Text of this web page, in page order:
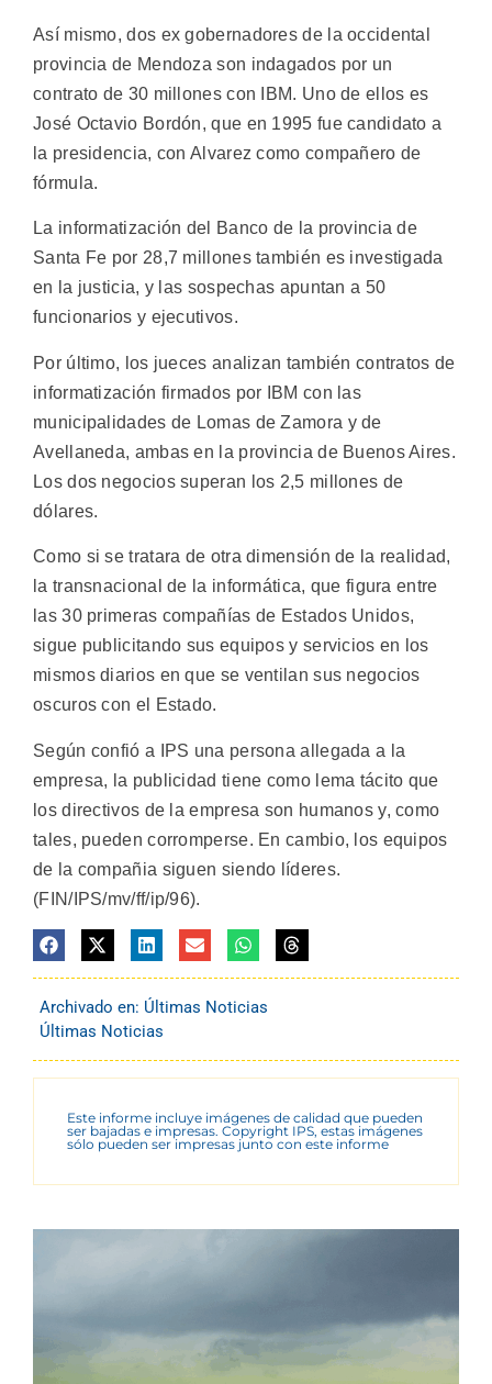
Así mismo, dos ex gobernadores de la occidental
provincia de Mendoza son indagados por un
contrato de 30 millones con IBM. Uno de ellos es
José Octavio Bordón, que en 1995 fue candidato a
la presidencia, con Alvarez como compañero de
fórmula.
La informatización del Banco de la provincia de
Santa Fe por 28,7 millones también es investigada
en la justicia, y las sospechas apuntan a 50
funcionarios y ejecutivos.
Por último, los jueces analizan también contratos de
informatización firmados por IBM con las
municipalidades de Lomas de Zamora y de
Avellaneda, ambas en la provincia de Buenos Aires.
Los dos negocios superan los 2,5 millones de
dólares.
Como si se tratara de otra dimensión de la realidad,
la transnacional de la informática, que figura entre
las 30 primeras compañías de Estados Unidos,
sigue publicitando sus equipos y servicios en los
mismos diarios en que se ventilan sus negocios
oscuros con el Estado.
Según confió a IPS una persona allegada a la
empresa, la publicidad tiene como lema tácito que
los directivos de la empresa son humanos y, como
tales, pueden corromperse. En cambio, los equipos
de la compañia siguen siendo líderes.
(FIN/IPS/mv/ff/ip/96).
Archivado en: Últimas Noticias
Últimas Noticias
Este informe incluye imágenes de calidad que pueden
ser bajadas e impresas. Copyright IPS, estas imágenes
sólo pueden ser impresas junto con este informe